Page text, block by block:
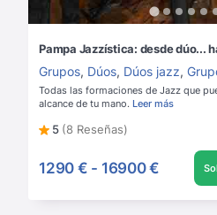
Pampa Jazzística: desde dúo...
Grupos, Dúos, Dúos jazz,
Todas las formaciones de Jazz que
alcance de tu mano. Leer más
5 (8 Reseñas)
1290 € - 16900 €